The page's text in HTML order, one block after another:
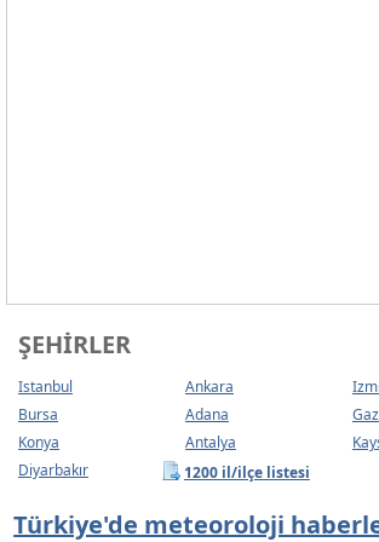
ŞEHIRLER
Istanbul Ankara
Bursa
Adana
Konya
Antalya
Diyarbakır
1200 il/ilçe listesi
Türkiye'de meteoroloji